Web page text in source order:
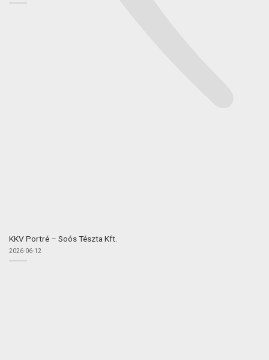
KKV Portré – Soós Tészta Kft.
2026-06-12